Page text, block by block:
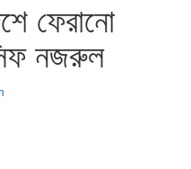
ফেরানো
নজরুল